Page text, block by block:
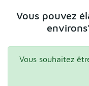
Vous pouvez
Vous souhaitez